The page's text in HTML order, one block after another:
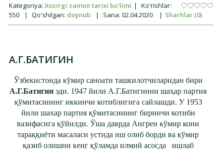
Kategoriya: Xozirgi zamon tarixi bo'limi |
Ko'rishlar:
550
| Qo'shilgan: doynub | Sana: 02.04.2020 | Sharhlar (0)
А.Г.БАТИГИН
Ўзбекистонда кўмир саноати ташкилотчиларидан бири
А.Г.Батигин эди. 1947 йили А.Г.Батигинни шаҳар партия
қўмитасининг иккинчи котиблигига сайлашди. У 1953
йили шахар партия қўмитасининг биринчи котиби
вазифасига қўйилди. Ўша даврда Ангрен кўмир кони
тараққиёти масаласи устида иш олиб борди ва кўмир
қазиб олишни кенг қўламда илмий асосда ишлаб